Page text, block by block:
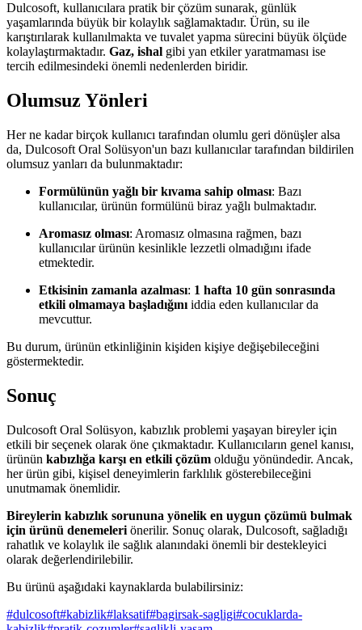
Dulcosoft, kullanıcılara pratik bir çözüm sunarak, günlük
yaşamlarında büyük bir kolaylık sağlamaktadır. Ürün, su ile
karıştırılarak kullanılmakta ve tuvalet yapma sürecini büyük ölçüde
kolaylaştırmaktadır. Gaz, ishal gibi yan etkiler yaratmaması ise
tercih edilmesindeki önemli nedenlerden biridir.
Olumsuz Yönleri
Her ne kadar birçok kullanıcı tarafından olumlu geri dönüşler alsa
da, Dulcosoft Oral Solüsyon'un bazı kullanıcılar tarafından bildirilen
olumsuz yanları da bulunmaktadır:
Formülünün yağlı bir kıvama sahip olması: Bazı
kullanıcılar, ürünün formülünü biraz yağlı bulmaktadır.
Aromasız olması: Aromasız olmasına rağmen, bazı
kullanıcılar ürünün kesinlikle lezzetli olmadığını ifade
etmektedir.
Etkisinin zamanla azalması: 1 hafta 10 gün sonrasında
etkili olmamaya başladığını iddia eden kullanıcılar da
mevcuttur.
Bu durum, ürünün etkinliğinin kişiden kişiye değişebileceğini
göstermektedir.
Sonuç
Dulcosoft Oral Solüsyon, kabızlık problemi yaşayan bireyler için
etkili bir seçenek olarak öne çıkmaktadır. Kullanıcıların genel kanısı,
ürünün kabızlığa karşı en etkili çözüm olduğu yönündedir. Ancak,
her ürün gibi, kişisel deneyimlerin farklılık gösterebileceğini
unutmamak önemlidir.
Bireylerin kabızlık sorununa yönelik en uygun çözümü bulmak
için ürünü denemeleri önerilir. Sonuç olarak, Dulcosoft, sağladığı
rahatlık ve kolaylık ile sağlık alanındaki önemli bir destekleyici
olarak değerlendirilebilir.
Bu ürünü aşağıdaki kaynaklarda bulabilirsiniz:
#dulcosoft#kabizlik#laksatif#bagirsak-sagligi#cocuklarda-